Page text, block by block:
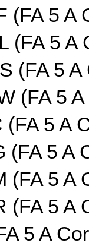
(FA 5 A
(FA 5 A
(FA 5 A
(FA 5
5 A
(FA 5 A
(FA 5 A
(FA 5 A
5 A